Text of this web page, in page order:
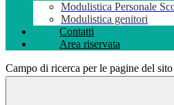
Modulistica Personale
Modulistica genitori
Contatti
Area riservata
Campo di ricerca per le pagine del sito